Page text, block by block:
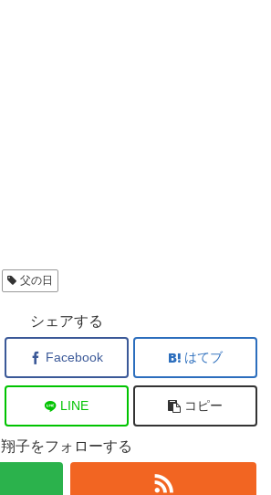
父の日
シェアする
Facebook はてブ
LINE コピー
翔子をフォローする